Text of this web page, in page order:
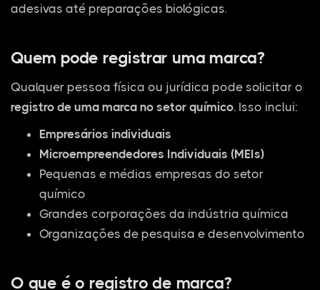
adesivas até preparações biológicas.
Quem pode registrar uma marca?
Qualquer pessoa física ou jurídica pode solicitar o
registro de uma marca no setor químico. Isso inclui:
Empresários individuais
Microempreendedores Individuais (MEIs)
Pequenas e médias empresas do setor
químico
Grandes corporações da indústria química
Organizações de pesquisa e desenvolvimento
O que é o registro de marca?